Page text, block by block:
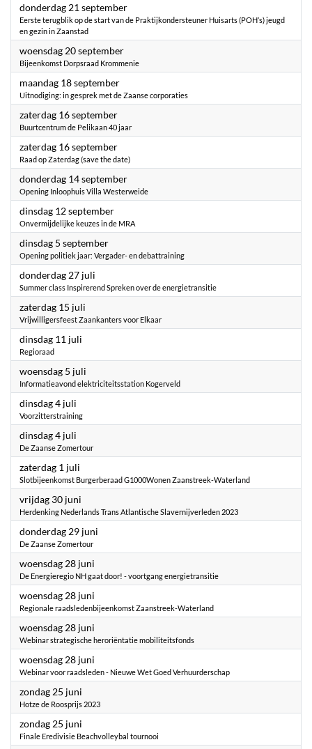
donderdag 21 september2023
Eerste terugblik op de start van de Praktijkondersteuner Huisarts (POH’s) jeugd
en gezin in Zaanstad
woensdag 20 september2023
Bijeenkomst Dorpsraad Krommenie
maandag 18 september2023
Uitnodiging: in gesprek met de Zaanse corporaties
zaterdag 16 september2023
Buurtcentrum de Pelikaan 40 jaar
zaterdag 16 september2023
Raad op Zaterdag (save the date)
donderdag 14 september2023
Opening Inloophuis Villa Westerweide
dinsdag 12 september2023
Onvermijdelijke keuzes in de MRA
dinsdag 5 september2023
Opening politiek jaar: Vergader- en debattraining
donderdag 27 juli
Summer class Inspirerend Spreken over de energietransitie
zaterdag 15 juli
Vrijwilligersfeest Zaankanters voor Elkaar
dinsdag 11 juli
Regioraad
woensdag 5 juli
Informatieavond elektriciteitsstation Kogerveld
dinsdag 4 juli
Voorzitterstraining
dinsdag 4 juli
De Zaanse Zomertour
zaterdag 1 juli
Slotbijeenkomst Burgerberaad G1000Wonen Zaanstreek-Waterland
vrijdag 30 juni
Herdenking Nederlands Trans Atlantische Slavernijverleden 2023
donderdag 29 juni
De Zaanse Zomertour
woensdag 28 juni
De Energieregio NH gaat door! - voortgang energietransitie
woensdag 28 juni
Regionale raadsledenbijeenkomst Zaanstreek-Waterland
woensdag 28 juni
Webinar strategische heroriëntatie mobiliteitsfonds
woensdag 28 juni
Webinar voor raadsleden - Nieuwe Wet Goed Verhuurderschap
zondag 25 juni
Hotze de Roosprijs 2023
zondag 25 juni
Finale Eredivisie Beachvolleybal tournooi